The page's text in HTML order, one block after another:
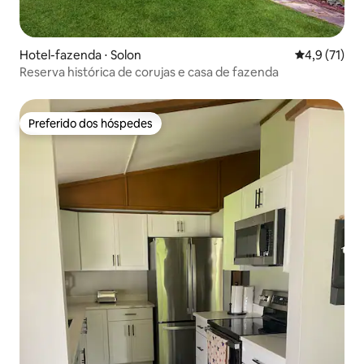
Hotel-fazenda ⋅ Solon 4,9 de uma
4,9 (71)
Reserva histórica de corujas e casa de fazenda
Preferido dos hóspedes
Preferido dos hóspedes